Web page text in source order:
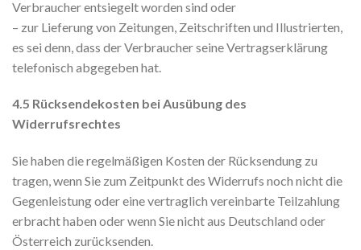
Verbraucher entsiegelt worden sind oder
– zur Lieferung von Zeitungen, Zeitschriften und Illustrierten,
es sei denn, dass der Verbraucher seine Vertragserklärung
telefonisch abgegeben hat.
4.5 Rücksendekosten bei Ausübung des
Widerrufsrechtes
Sie haben die regelmäßigen Kosten der Rücksendung zu
tragen, wenn Sie zum Zeitpunkt des Widerrufs noch nicht die
Gegenleistung oder eine vertraglich vereinbarte Teilzahlung
erbracht haben oder wenn Sie nicht aus Deutschland oder
Österreich zurücksenden.